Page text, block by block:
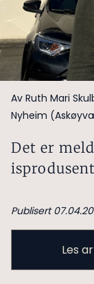
Av Ruth Mari
Nyheim
Det er
Publisert
Les